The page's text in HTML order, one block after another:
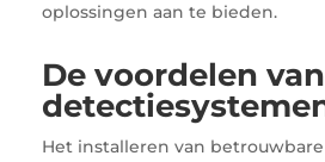
oplossingen aan te bieden.
De voordelen
Het installeren van betrouwbare